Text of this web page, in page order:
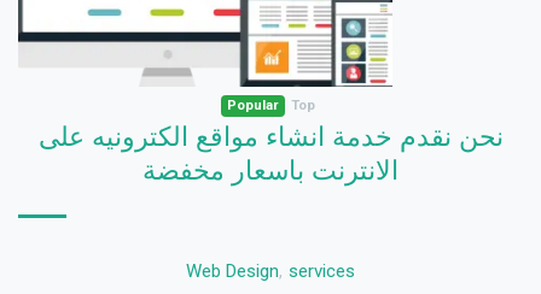
Popular Top
نحن نقدم خدمة انشاء مواقع الكترونيه على
الانترنت باسعار مخفضة
Web Design, services